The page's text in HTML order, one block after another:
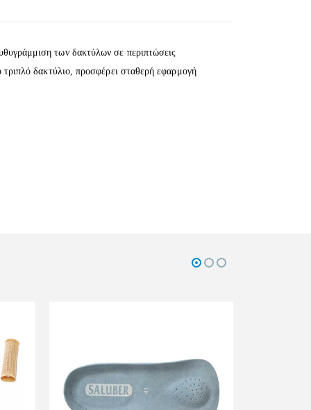
των δακτύλων σε περιπτώσεις
δακτύλιο, προσφέρει σταθερή εφαρμογή